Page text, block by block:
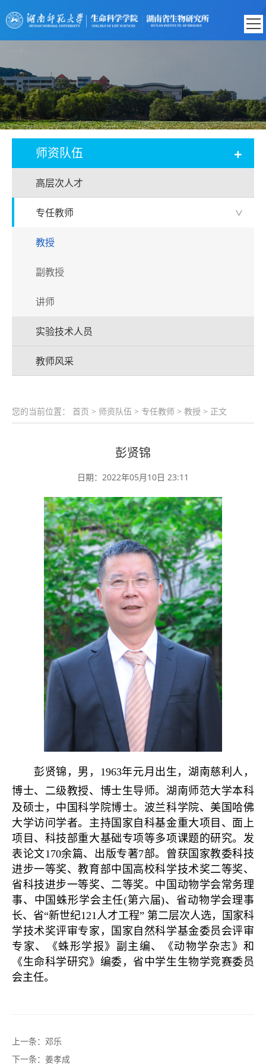
师资队伍 +
高层次人才
专任教师 >
教授
副教授
讲师
实验技术人员
教师风采
您的当前位置： 首页 > 师资队伍 > 专任教师 > 教授 > 正文
彭贤锦
日期：2022年05月10日 23:11
彭贤锦，男，1963年元月出生，湖南慈利人，
博士、二级教授、博士生导师。 湖南师范大学本科
及硕士，中国科学院博士。波兰科学院、美国哈佛
大学访问学者。主持国家自科基金重大项目、面上
项目、科技部重大基础专项等多项课题的研究。发
表论文170余篇、出版专著7部。曾获国家教委科技
进步一等奖、教育部中国高校科学技术奖二等奖、
省科技进步一等奖、二等奖。中国动物学会常务理
事、中国蛛形学会主任(第六届)、省动物学会理事
长、省“新世纪121人才工程” 第二层次人选，国家科
学技术奖评审专家，国家自然科学基金委员会评审
专家、《蛛形学报》副主编、《动物学杂志》和
《生命科学研究》编委，省中学生生物学竞赛委员
会主任。
上一条： 邓乐
下一条： 姜孝成